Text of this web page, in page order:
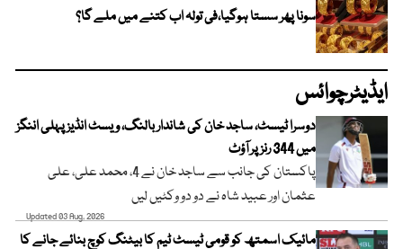
سونا پھر سستا ہوگیا،فی تولہ اب کتنے میں ملے گا؟
ایڈیٹرچوائس
دوسرا ٹیسٹ، ساجد خان کی شاندار بالنگ، ویسٹ انڈیز پہلی اننگز
میں 344 رنز پر آؤٹ
پاکستان کی جانب سے ساجد خان نے 4، محمد علی، علی
عثمان اور عبید شاہ نے دو دو وکٹیں لیں
Updated 03 Aug, 2026
مائیک اسمتھ کو قومی ٹیسٹ ٹیم کا بیٹنگ کوچ بنائے جانے کا